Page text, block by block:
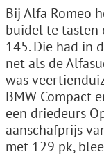
Bij Alfa Romeo
buidel te tasten
145. Die had in
net als de
was
BMW Compact
een driedeurs
aanschafprijs
met 129 pk,